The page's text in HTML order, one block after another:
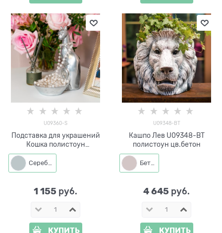
U09360-S
Подставка для украшений
Кошка полистоун
цв.серебро
Серебро
1 155 руб.
КУПИТЬ
U09348-BT
Кашпо Лев U09348-BT
полистоун цв.бетон
Бетон
4 645 руб.
КУПИТЬ